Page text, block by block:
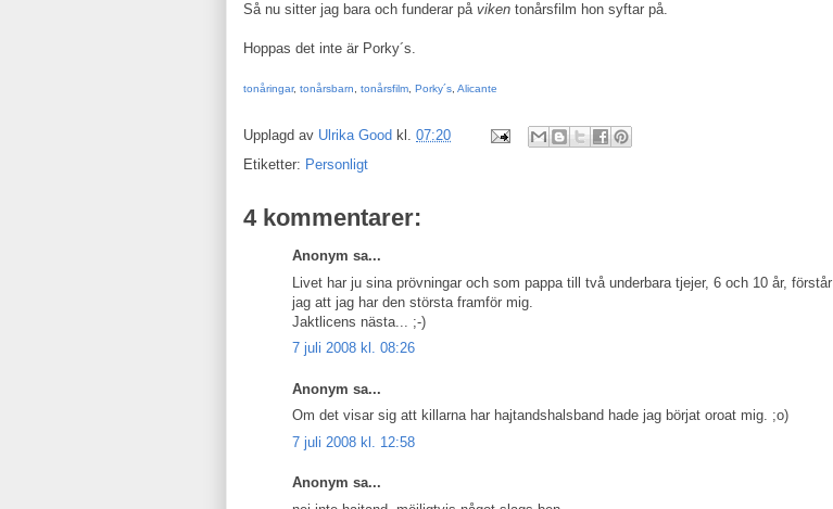
Så nu sitter jag bara och funderar på viken tonårsfilm hon syftar på.
Hoppas det inte är Porky´s.
tonåringar, tonårsbarn tonårsfilm Porky´s Alicante
Upplagd av Ulrika Good kl. 07:20
Etiketter: Personligt
4 kommentarer:
Anonym sa...
Livet har ju sina prövningar och som pappa till två underbara tjejer, 6 och 10 år, förstår
jag att jag har den största framför mig.
Jaktlicens nästa... ;-)
7 juli 2008 kl. 08:26
Anonym sa...
Om det visar sig att killarna har hajtandshalsband hade jag börjat oroat mig. ;o)
7 juli 2008 kl. 12:58
Anonym sa...